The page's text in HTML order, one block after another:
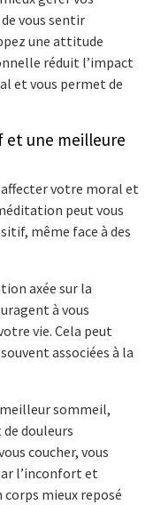
vous sentir
une attitude
réduit l’impact
et vous permet de
et une meilleure
votre moral et
peut vous
même face à des
axée sur la
à vous
vie. Cela peut
associées à la
sommeil,
douleurs
coucher, vous
l’inconfort et
mieux reposé